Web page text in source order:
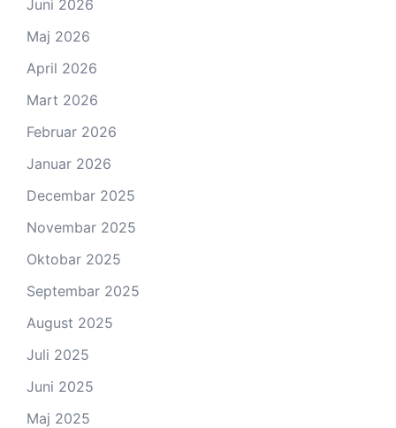
Juni 2026
Maj 2026
April 2026
Mart 2026
Februar 2026
Januar 2026
Decembar 2025
Novembar 2025
Oktobar 2025
Septembar 2025
August 2025
Juli 2025
Juni 2025
Maj 2025